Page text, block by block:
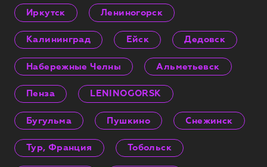
Иркутск Лениногорск
Калининград Ейск Дедовск
Набережные Челны Альметьевск
Пенза LENINOGORSK
Бугульма Пушкино Снежинск
Тур, Франция Тобольск